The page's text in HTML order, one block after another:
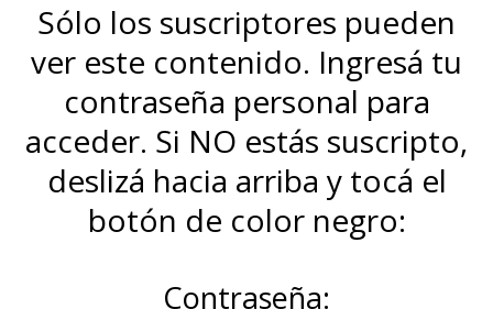
Sólo los suscriptores pueden
ver este contenido. Ingresá tu
contraseña personal para
acceder. Si NO estás suscripto,
deslizá hacia arriba y tocá el
botón de color negro:
Contraseña: